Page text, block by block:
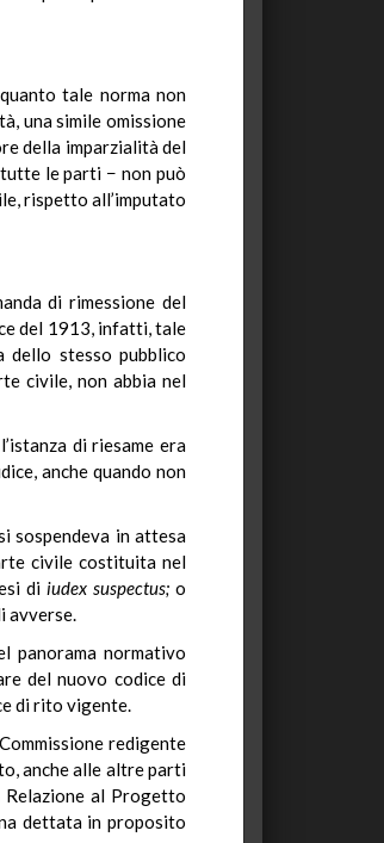
tale norma non
una simile omissione
della imparzialità del
le parti − non può
rispetto all’imputato
di rimessione del
del 1913, infatti, tale
dello stesso pubblico
civile, non abbia nel
di riesame era
anche quando non
sospendeva in attesa
civile costituita nel
di iudexsuspectus;o
avverse.
panorama normativo
del nuovo codice di
di rito vigente.
redigente
anche alle altre parti
al Progetto
dettata in proposito